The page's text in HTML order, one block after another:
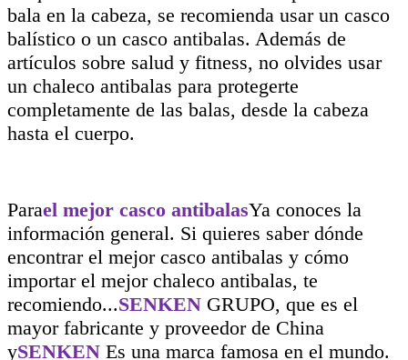
bala en la cabeza, se recomienda usar un casco
balístico o un casco antibalas. Además de
artículos sobre salud y fitness, no olvides usar
un chaleco antibalas para protegerte
completamente de las balas, desde la cabeza
hasta el cuerpo.
Parael mejor casco antibalasYa conoces la
información general. Si quieres saber dónde
encontrar el mejor casco antibalas y cómo
importar el mejor chaleco antibalas, te
recomiendo...SENKEN GRUPO, que es el
mayor fabricante y proveedor de China
ySENKEN Es una marca famosa en el mundo.